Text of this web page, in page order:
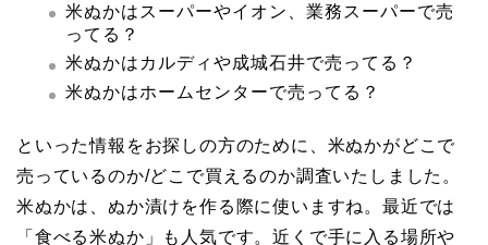
米ぬかはスーパーやイオン、業務スーパーで売
ってる？
米ぬかはカルディや成城石井で売ってる？
米ぬかはホームセンターで売ってる？
といった情報をお探しの方のために、米ぬかがどこで
売っているのか/どこで買えるのか調査いたしました。
米ぬかは、ぬか漬けを作る際に使いますね。最近では
「食べる米ぬか」も人気です。近くで手に入る場所や